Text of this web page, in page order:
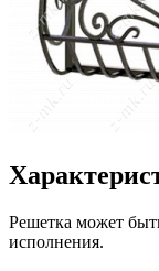
Решетка может
исполнения.